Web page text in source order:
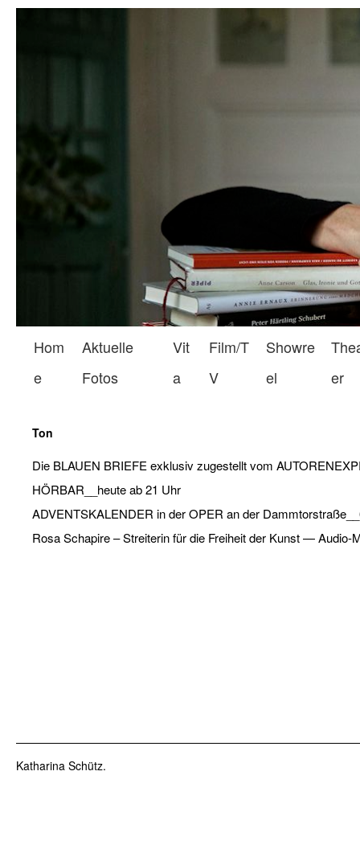
Hom
e
Aktuelle
Fotos
Vit
a
Film/T
V
Showre
el
er
Ton
Die BLAUEN BRIEFE exklusiv zugestellt vom
HÖRBAR__heute ab 21 Uhr
ADVENTSKALENDER in der OPER an der
Rosa Schapire – Streiterin für die Freiheit der Kunst — Audio-
Katharina Schütz.